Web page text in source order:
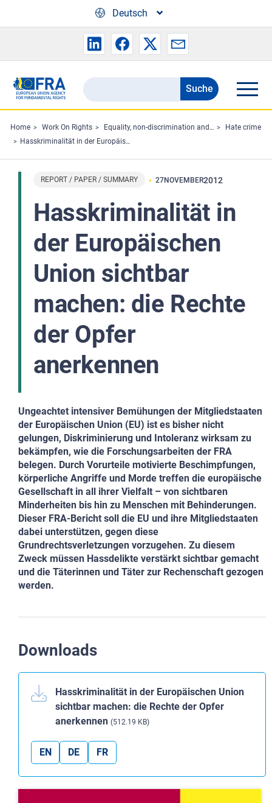
Deutsch
Search
the
FRA
website
Suche
Home Work On Rights Equality, non-discrimination and racism
Hate crime
Hasskriminalität in der Europäischen Union sichtbar machen: die Rechte der Opfer anerkennen
REPORT / PAPER / SUMMARY 27NOVEMBER2012
Hasskriminalität in
der Europäischen
Union sichtbar
machen: die Rechte
der Opfer
anerkennen
Ungeachtet intensiver Bemühungen der Mitgliedstaaten
der Europäischen Union (EU) ist es bisher nicht
gelungen, Diskriminierung und Intoleranz wirksam zu
bekämpfen, wie die Forschungsarbeiten der FRA
belegen. Durch Vorurteile motivierte Beschimpfungen,
körperliche Angriffe und Morde treffen die europäische
Gesellschaft in all ihrer Vielfalt – von sichtbaren
Minderheiten bis hin zu Menschen mit Behinderungen.
Dieser FRA-Bericht soll die EU und ihre Mitgliedstaaten
dabei unterstützen, gegen diese
Grundrechtsverletzungen vorzugehen. Zu diesem
Zweck müssen Hassdelikte verstärkt sichtbar gemacht
und die Täterinnen und Täter zur Rechenschaft gezogen
werden.
Downloads
Hasskriminalität in der Europäischen Union
sichtbar machen: die Rechte der Opfer
anerkennen (512.19 KB)
EN DE FR